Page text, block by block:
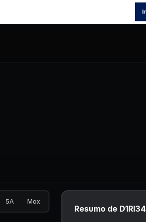
5A Max
Resumo de D1RI34